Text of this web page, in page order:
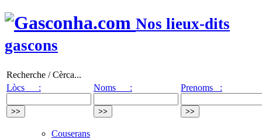
Nos lieux-dits
gascons
Recherche / Cèrca...
Lòcs :
Noms : Prenoms :
Couserans